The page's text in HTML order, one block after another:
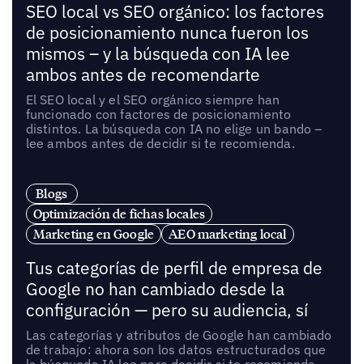
SEO local vs SEO orgánico: los factores
de posicionamiento nunca fueron los
mismos – y la búsqueda con IA lee
ambos antes de recomendarte
El SEO local y el SEO orgánico siempre han
funcionado con factores de posicionamiento
distintos. La búsqueda con IA no elige un bando –
lee ambos antes de decidir si te recomienda.
Blogs
Optimización de fichas locales
Marketing en Google
AEO marketing local
Tus categorías de perfil de empresa de
Google no han cambiado desde la
configuración — pero su audiencia, sí
Las categorías y atributos de Google han cambiado
de trabajo: ahora son los datos estructurados que